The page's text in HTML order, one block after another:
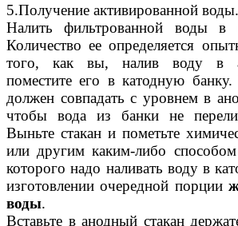
5.Получение активированной воды.
Налить фильтрованной воды в
Количество ее определяется
того, как вы, налив воду в
поместите его в катодную
должен совпадать с уровнем в
чтобы вода из банки не
Выньте стакан и пометьте
или другим каким-либо
которого надо наливать воду в
изготовлении очередной порции
воды.
Вставьте в анодный стакан